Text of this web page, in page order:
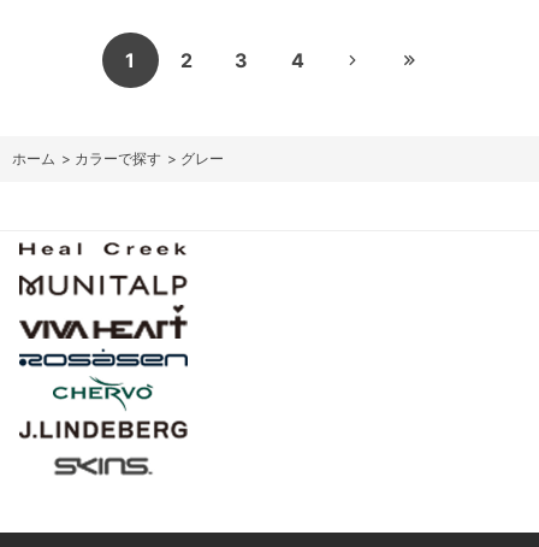
1 2 3 4
ホーム > カラーで探す > グレー